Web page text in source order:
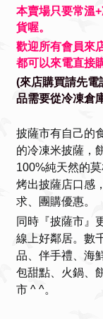
本賣場只要常溫
貨喔。
歡迎所有會員來
都可以來電直接
(來店購買請先電
品需要從冷凍倉
披薩市有自己的
的冷凍米披薩，
100%純天然的
烤出披薩店口感
求、團購優惠。
同時『披薩市』
線上好鄰居。數
品、伴手禮、海
包甜點、火鍋、
市 ^ ^。